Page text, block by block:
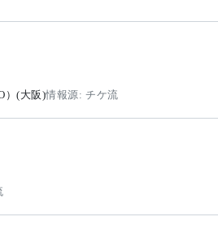
）(大阪)情報源: チケ流